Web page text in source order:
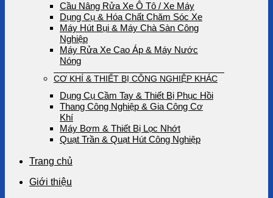
Cầu Nâng Rửa Xe Ô Tô / Xe Máy
Dụng Cụ & Hóa Chất Chăm Sóc Xe
Máy Hút Bụi & Máy Chà Sàn Công
Nghiệp
Máy Rửa Xe Cao Áp & Máy Nước
Nóng
CƠ KHÍ & THIẾT BỊ CÔNG NGHIỆP KHÁC
Dụng Cụ Cầm Tay & Thiết Bị Phục Hồi
Thang Công Nghiệp & Gia Công Cơ
Khí
Máy Bơm & Thiết Bị Lọc Nhớt
Quạt Trần & Quạt Hút Công Nghiệp
Trang chủ
Giới thiệu